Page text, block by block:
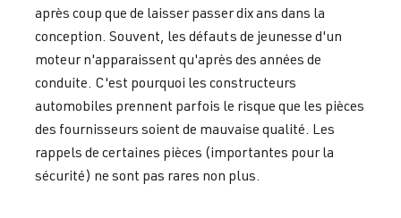
après coup que de laisser passer dix ans dans la
conception. Souvent, les défauts de jeunesse d'un
moteur n'apparaissent qu'après des années de
conduite. C'est pourquoi les constructeurs
automobiles prennent parfois le risque que les pièces
des fournisseurs soient de mauvaise qualité. Les
rappels de certaines pièces (importantes pour la
sécurité) ne sont pas rares non plus.